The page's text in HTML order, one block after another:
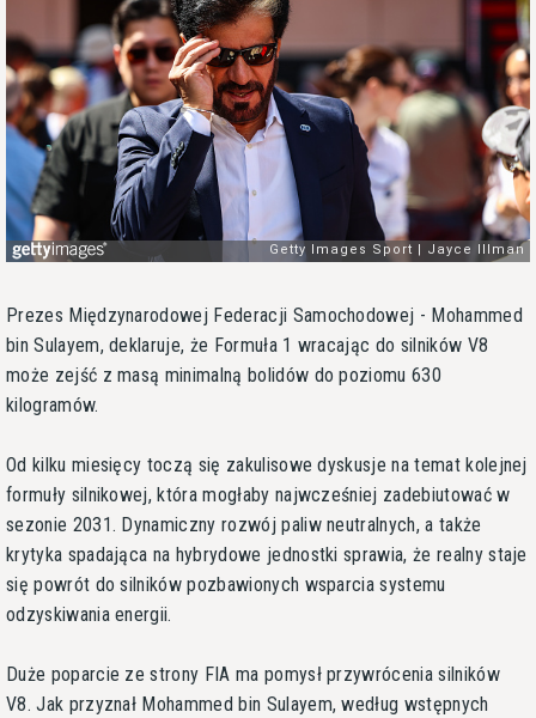
Prezes Międzynarodowej Federacji Samochodowej - Mohammed
bin Sulayem, deklaruje, że Formuła 1 wracając do silników V8
może zejść z masą minimalną bolidów do poziomu 630
kilogramów.
Od kilku miesięcy toczą się zakulisowe dyskusje na temat kolejnej
formuły silnikowej, która mogłaby najwcześniej zadebiutować w
sezonie 2031. Dynamiczny rozwój paliw neutralnych, a także
krytyka spadająca na hybrydowe jednostki sprawia, że realny staje
się powrót do silników pozbawionych wsparcia systemu
odzyskiwania energii.
Duże poparcie ze strony FIA ma pomysł przywrócenia silników
V8. Jak przyznał Mohammed bin Sulayem, według wstępnych